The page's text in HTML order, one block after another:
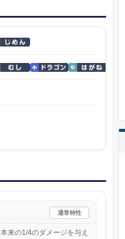
通常特性
来の1/4のダメージを与え